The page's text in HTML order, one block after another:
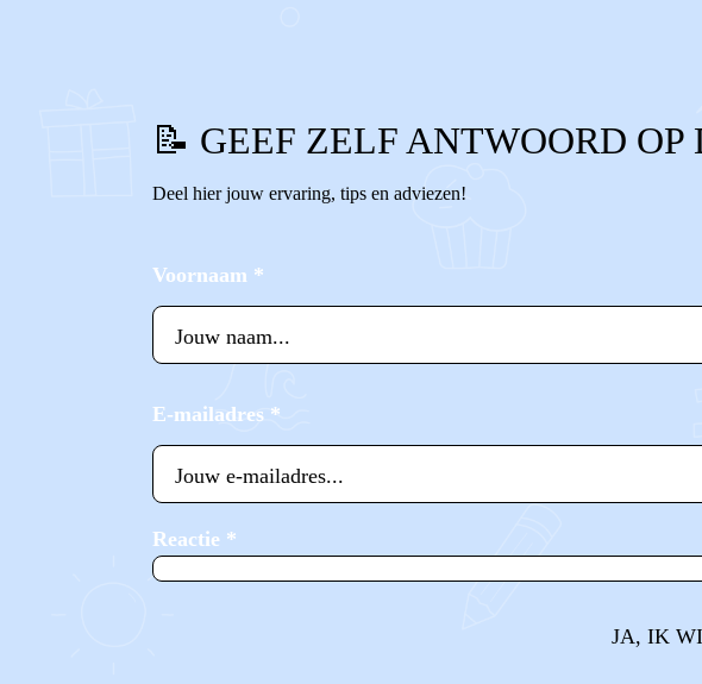
📝 GEEF ZELF ANTWOORD
Deel hier jouw ervaring, tips en adviezen!
Voornaam *
E-mailadres *
Reactie *
JA, IK